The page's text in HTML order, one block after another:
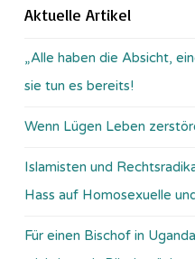
Aktuelle Artikel
„Alle haben die Absicht,
sie tun es bereits!
Wenn Lügen Leben
Islamisten und
Hass auf Homosexuelle
Für einen Bischof in